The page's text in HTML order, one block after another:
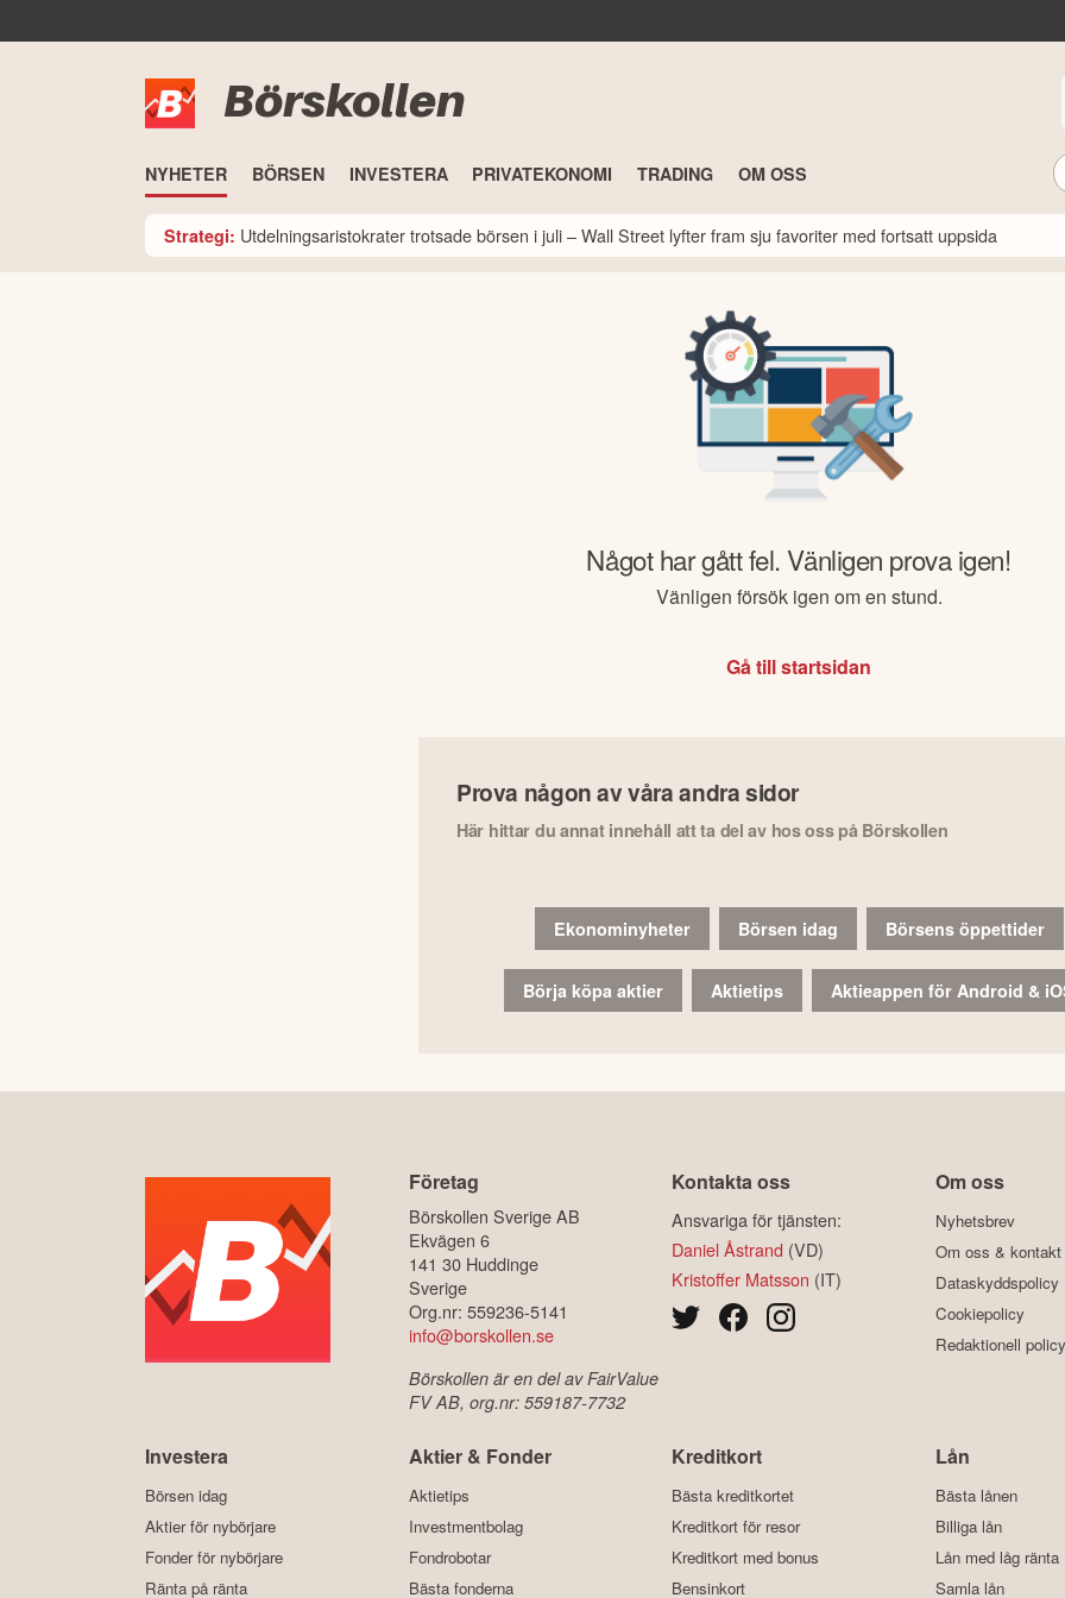
Börskollen
NYHETER BÖRSEN INVESTERA PRIVATEKONOMI TRADING OM OSS
Strategi: Utdelningsaristokrater trotsade börsen i juli – Wall Street lyfter fram sju favoriter med fortsatt uppsida
Något har gått fel. Vänligen prova igen!
Vänligen försök igen om en stund.
Gå till startsidan
Prova någon av våra andra sidor
Här hittar du annat innehåll att ta del av hos oss på Börskollen
Ekonominyheter Börsen idag Börsens öppettider
Börja köpa aktier Aktietips Aktieappen för Android &
Företag
Börskollen Sverige AB
Ekvägen 6
141 30 Huddinge
Sverige
Org.nr: 559236-5141
info@borskollen.se
Börskollen är en del av FairValue
FV AB, org.nr: 559187-7732
Kontakta oss
Ansvariga för tjänsten:
Daniel Åstrand (VD)
Kristoffer Matsson (IT)
Om oss
Nyhetsbrev
Om oss & kontakt
Dataskyddspolicy
Cookiepolicy
Redaktionell policy
Investera
Börsen idag
Aktier för nybörjare
Fonder för nybörjare
Ränta på ränta
Aktier & Fonder
Aktietips
Investmentbolag
Fondrobotar
Bästa fonderna
Kreditkort
Bästa kreditkortet
Kreditkort för resor
Kreditkort med bonus
Bensinkort
Lån
Bästa lånen
Billiga lån
Lån med låg ränta
Samla lån